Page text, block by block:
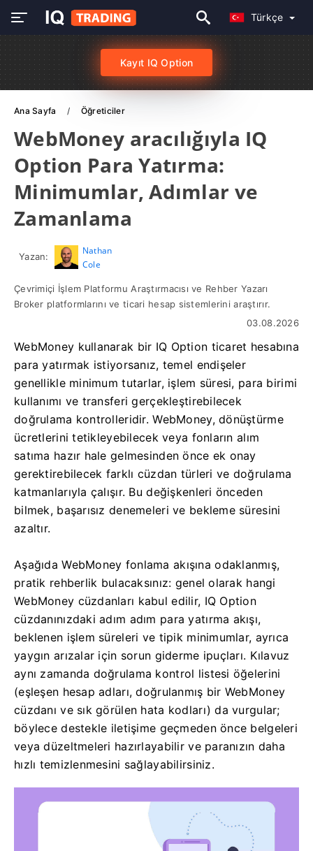
Türkçe
Kayıt IQ Option
Ana Sayfa Öğreticiler
WebMoney aracılığıyla IQ
Option Para Yatırma:
Minimumlar, Adımlar ve
Zamanlama
Yazan:
Nathan
Cole
Çevrimiçi İşlem Platformu Araştırmacısı ve Rehber Yazarı
Broker platformlarını ve ticari hesap sistemlerini araştırır.
03.08.2026
WebMoney kullanarak bir IQ Option ticaret hesabına
para yatırmak istiyorsanız, temel endişeler
genellikle minimum tutarlar, işlem süresi, para birimi
kullanımı ve transferi gerçekleştirebilecek
doğrulama kontrolleridir. WebMoney, dönüştürme
ücretlerini tetikleyebilecek veya fonların alım
satıma hazır hale gelmesinden önce ek onay
gerektirebilecek farklı cüzdan türleri ve doğrulama
katmanlarıyla çalışır. Bu değişkenleri önceden
bilmek, başarısız denemeleri ve bekleme süresini
azaltır.
Aşağıda WebMoney fonlama akışına odaklanmış,
pratik rehberlik bulacaksınız: genel olarak hangi
WebMoney cüzdanları kabul edilir, IQ Option
cüzdanınızdaki adım adım para yatırma akışı,
beklenen işlem süreleri ve tipik minimumlar, ayrıca
yaygın arızalar için sorun giderme ipuçları. Kılavuz
aynı zamanda doğrulama kontrol listesi öğelerini
(eşleşen hesap adları, doğrulanmış bir WebMoney
cüzdanı ve sık görülen hata kodları) da vurgular;
böylece destekle iletişime geçmeden önce belgeleri
veya düzeltmeleri hazırlayabilir ve paranızın daha
hızlı temizlenmesini sağlayabilirsiniz.